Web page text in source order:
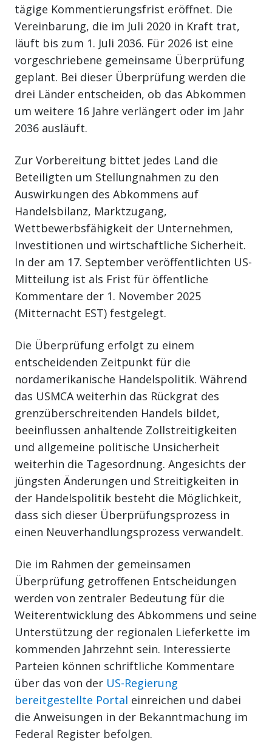
tägige Kommentierungsfrist eröffnet. Die
Vereinbarung, die im Juli 2020 in Kraft trat,
läuft bis zum 1. Juli 2036. Für 2026 ist eine
vorgeschriebene gemeinsame Überprüfung
geplant. Bei dieser Überprüfung werden die
drei Länder entscheiden, ob das Abkommen
um weitere 16 Jahre verlängert oder im Jahr
2036 ausläuft.
Zur Vorbereitung bittet jedes Land die
Beteiligten um Stellungnahmen zu den
Auswirkungen des Abkommens auf
Handelsbilanz, Marktzugang,
Wettbewerbsfähigkeit der Unternehmen,
Investitionen und wirtschaftliche Sicherheit.
In der am 17. September veröffentlichten US-
Mitteilung ist als Frist für öffentliche
Kommentare der 1. November 2025
(Mitternacht EST) festgelegt.
Die Überprüfung erfolgt zu einem
entscheidenden Zeitpunkt für die
nordamerikanische Handelspolitik. Während
das USMCA weiterhin das Rückgrat des
grenzüberschreitenden Handels bildet,
beeinflussen anhaltende Zollstreitigkeiten
und allgemeine politische Unsicherheit
weiterhin die Tagesordnung. Angesichts der
jüngsten Änderungen und Streitigkeiten in
der Handelspolitik besteht die Möglichkeit,
dass sich dieser Überprüfungsprozess in
einen Neuverhandlungsprozess verwandelt.
Die im Rahmen der gemeinsamen
Überprüfung getroffenen Entscheidungen
werden von zentraler Bedeutung für die
Weiterentwicklung des Abkommens und seine
Unterstützung der regionalen Lieferkette im
kommenden Jahrzehnt sein. Interessierte
Parteien können schriftliche Kommentare
über das von der US-Regierung
bereitgestellte Portal einreichen und dabei
die Anweisungen in der Bekanntmachung im
Federal Register befolgen.